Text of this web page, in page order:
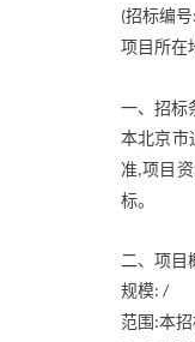
(招标编号
项目所在
一、招标
本北京市
准,项目
标。
二、项目
规模: /
范围 :本